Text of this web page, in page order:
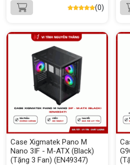
(0)
Case Xigmatek Pano M
Nano 3IF - M-ATX (Black)
(Tặng 3 Fan) (EN49347)